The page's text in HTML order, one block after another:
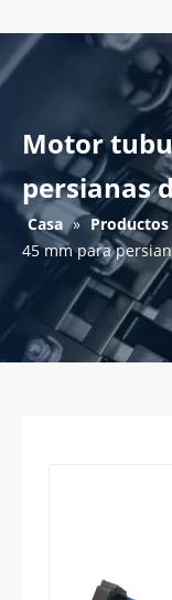
Motor
persianas
Casa » Productos
45 mm para